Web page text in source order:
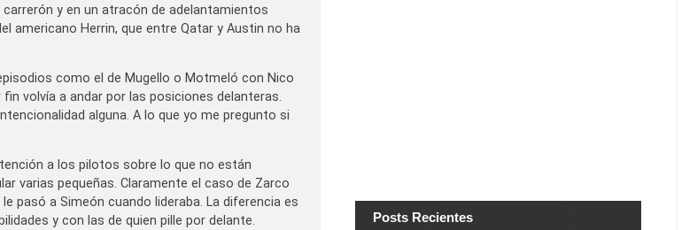
y en un atracón de adelantamientos
americano Herrin, que entre Qatar y Austin no ha
como el de Mugello o Motmeló con Nico
volvía a andar por las posiciones delanteras.
alguna. A lo que yo me pregunto si
a los pilotos sobre lo que no están
varias pequeñas. Claramente el caso de Zarco
pasó a Simeón cuando lideraba. La diferencia es
y con las de quien pille por delante.
Posts Recientes